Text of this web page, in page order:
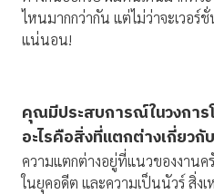
ไหนมากกว่ากัน แต่ไม่ว่าจะเวอร์
แน่นอน!
คุณมีประสบการณ์ในวงกา
อะไรคือสิ่งที่แตกต่างเกี่ยวกับ
ความแตกต่างอยู่ที่แนวของงาน
ในยุคอดีต และความเป็นนัวร์ สิ่ง